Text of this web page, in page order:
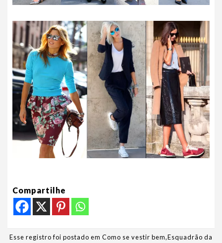
Compartilhe
Esse registro foi postado em Como se vestir bem,Esquadrão da